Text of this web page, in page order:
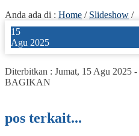
Anda ada di : Home / Slideshow /
15
Agu 2025
Diterbitkan : Jumat, 15 Agu 2025 -
BAGIKAN
pos terkait...